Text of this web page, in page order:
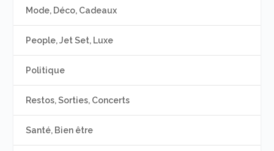
Mode, Déco, Cadeaux
People, Jet Set, Luxe
Politique
Restos, Sorties, Concerts
Santé, Bien être